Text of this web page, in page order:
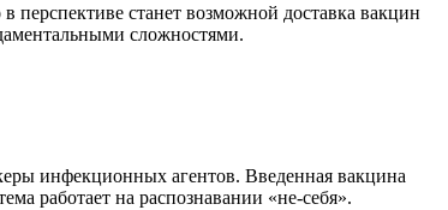
перспективе станет возможной доставка вакцин
сложностями.
инфекционных агентов. Введенная вакцина
работает на распознавании «не-себя».